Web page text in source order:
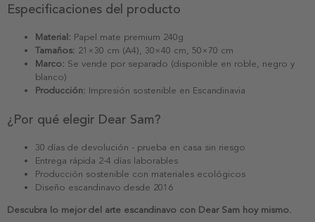
Especificaciones del producto
Material: Papel mate premium 240g
Tamaños: 21×30 cm (A4), 30×40 cm, 50×70 cm
Marco: Se vende por separado (disponible en roble, negro y
blanco)
Producción: Impresión sostenible en Escandinavia
¿Por qué elegir Dear Sam?
30 días de devolución - prueba en casa sin riesgo
Entrega rápida 2-4 días laborables
Producción sostenible con materiales ecológicos
Diseño escandinavo desde 2016
Descubra lo mejor del arte escandinavo con Dear Sam hoy mismo.